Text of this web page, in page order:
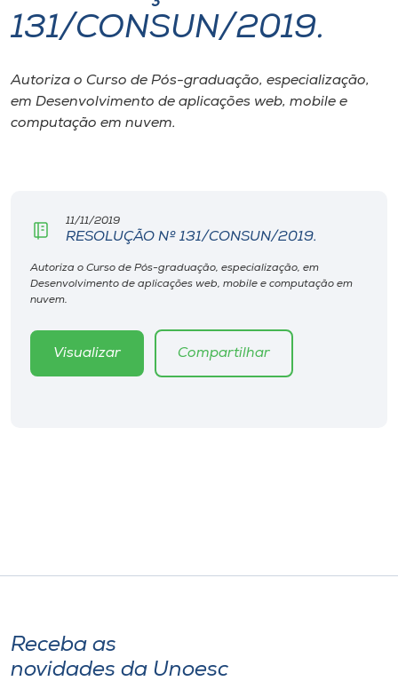
I.nova
Diplomados
Editora
Rádio
o idioma
A-
131/CONSUN/2019.
Autoriza o Curso de Pós-graduação, especialização,
em Desenvolvimento de aplicações web, mobile e
computação em nuvem.
11/11/2019
RESOLUÇÃO Nº 131/CONSUN/2019.
Autoriza o Curso de Pós-graduação, especialização, em
Desenvolvimento de aplicações web, mobile e computação em
nuvem.
Visualizar Compartilhar
Receba as
novidades da Unoesc